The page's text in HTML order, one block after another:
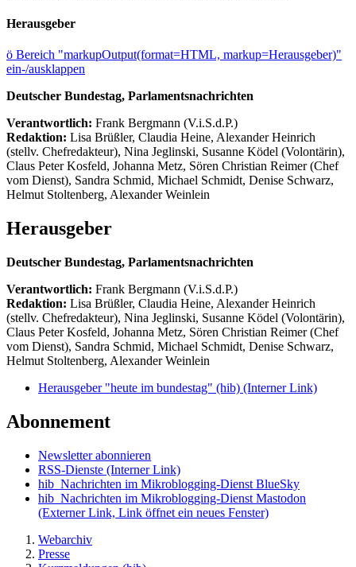
Herausgeber
ö Bereich "markupOutput(format=HTML, markup=Herausgeber)"
ein-/ausklappen
Deutscher Bundestag, Parlamentsnachrichten
Verantwortlich: Frank Bergmann (V.i.S.d.P.)
Redaktion: Lisa Brüßler, Claudia Heine, Alexander Heinrich
(stellv. Chefredakteur), Nina Jeglinski, Susanne Ködel (Volontärin),
Claus Peter Kosfeld, Johanna Metz, Sören Christian Reimer (Chef
vom Dienst), Sandra Schmid, Michael Schmidt, Denise Schwarz,
Helmut Stoltenberg, Alexander Weinlein
Herausgeber
Deutscher Bundestag, Parlamentsnachrichten
Verantwortlich: Frank Bergmann (V.i.S.d.P.)
Redaktion: Lisa Brüßler, Claudia Heine, Alexander Heinrich
(stellv. Chefredakteur), Nina Jeglinski, Susanne Ködel (Volontärin),
Claus Peter Kosfeld, Johanna Metz, Sören Christian Reimer (Chef
vom Dienst), Sandra Schmid, Michael Schmidt, Denise Schwarz,
Helmut Stoltenberg, Alexander Weinlein
Herausgeber "heute im bundestag" (hib) (Interner Link)
Abonnement
Newsletter abonnieren
RSS-Dienste (Interner Link)
hib_Nachrichten im Mikroblogging-Dienst BlueSky
hib_Nachrichten im Mikroblogging-Dienst Mastodon
(Externer Link, Link öffnet ein neues Fenster)
Webarchiv
Presse